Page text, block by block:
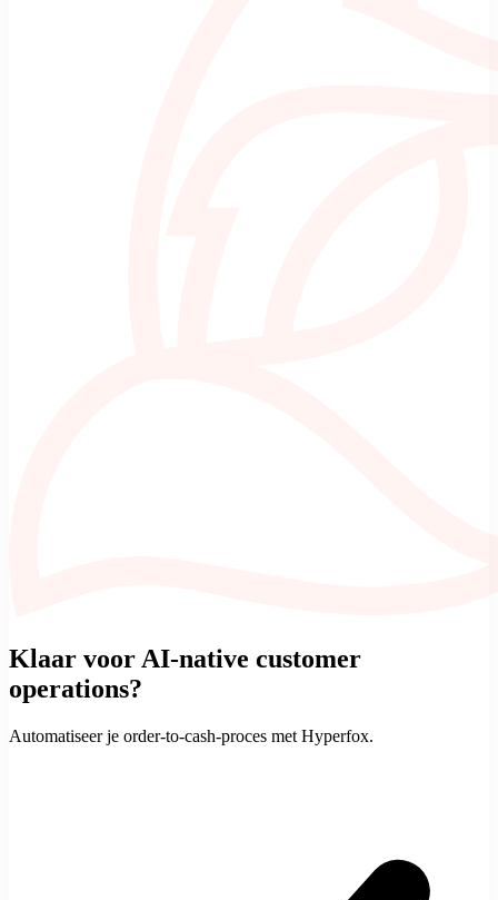
Klaar voor AI-native customer
operations?
Automatiseer je order-to-cash-proces met Hyperfox.